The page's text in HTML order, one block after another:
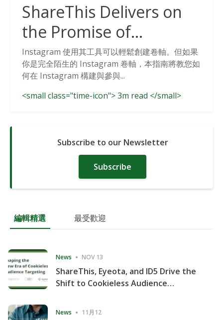
ShareThis Delivers on
the Promise of
Cookieless Data
Solutions
Instagram 使用其工具可以輕鬆創建卷軸。但如果
你是完全陌生的 Instagram 卷軸，本指南將教您如
何在 Instagram 構建與參與...
<small class="time-icon"> 3m read </small>
Subscribe to our Newsletter
Subscribe
編輯精選 最受歡迎
News NOV 13
ShareThis, Eyeota, and ID5 Drive the
Shift to Cookieless Audience
News 11月12